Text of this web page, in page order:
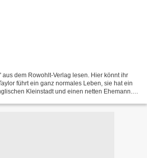
aus dem Rowohlt-Verlag lesen. Hier könnt ihr
führt ein ganz normales Leben, sie hat ein
Kleinstadt und einen netten Ehemann.